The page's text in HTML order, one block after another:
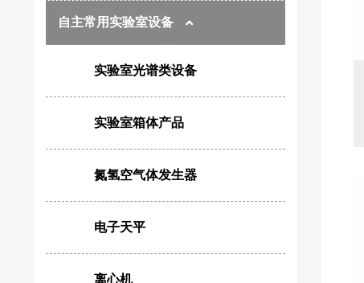
自主常用实验室设备
实验室光谱类设备
实验室箱体产品
氮氢空气体发生器
电子天平
离心机